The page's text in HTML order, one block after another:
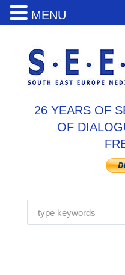
26 YEARS OF
OF
MENU